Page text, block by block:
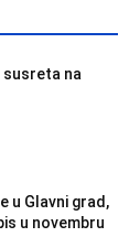
susreta na
u Glavni grad,
u novembru